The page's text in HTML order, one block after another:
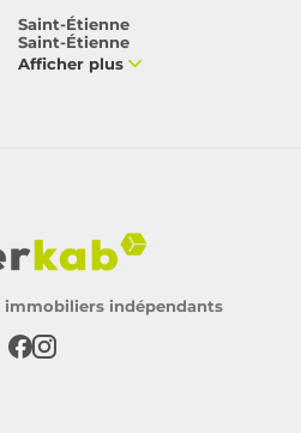
Saint-Étienne
Saint-Étienne
Afficher plus
immobiliers indépendants